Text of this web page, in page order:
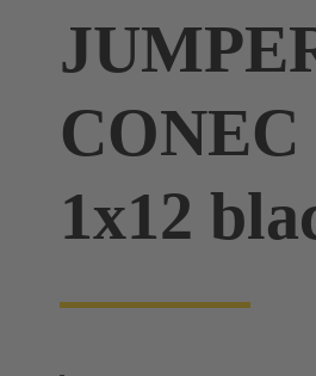
CONEC
1x12